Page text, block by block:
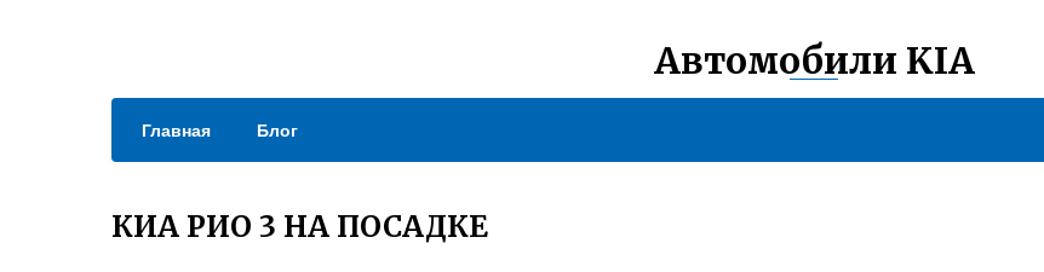
Автомобили KIA
Главная Блог
КИА РИО 3 НА ПОСАДКЕ